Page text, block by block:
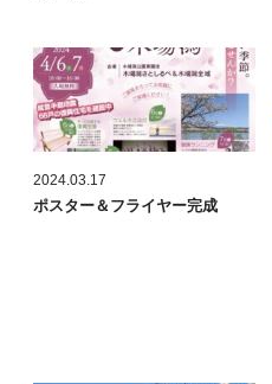
2024.03.17
ポスター＆フライヤー完成